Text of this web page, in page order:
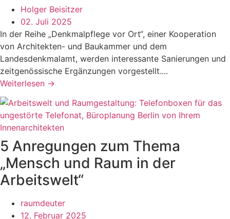
Holger Beisitzer
02. Juli 2025
In der Reihe „Denkmalpflege vor Ort“, einer Kooperation
von Architekten- und Baukammer und dem
Landesdenkmalamt, werden interessante Sanierungen und
zeitgenössische Ergänzungen vorgestellt....
Weiterlesen →
5 Anregungen zum Thema
„Mensch und Raum in der
Arbeitswelt“
raumdeuter
12. Februar 2025